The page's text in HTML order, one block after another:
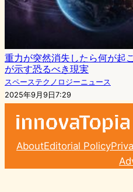
重力が突然消失したら何が起
が示す恐るべき現実
スペーステクノロジーニュース
2025年9月9日7:29
AboutEditorial Policy